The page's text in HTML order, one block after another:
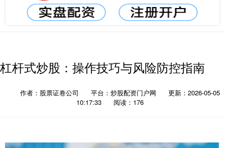
杠杆式炒股：操作技巧与风险防控指南
作者：股票证卷公司 平台：炒股配资门户网
更新：2026-05-05
10:17:33
阅读：176